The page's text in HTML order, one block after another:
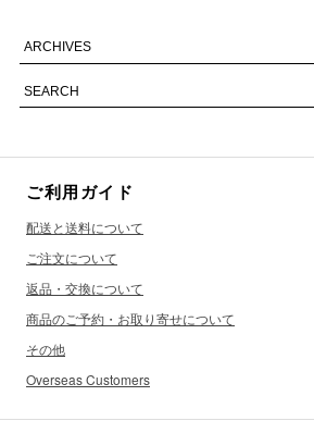
ご利用ガイド
配送と送料について
ご注文について
返品・交換について
商品のご予約・お取り寄せについて
その他
Overseas Customers